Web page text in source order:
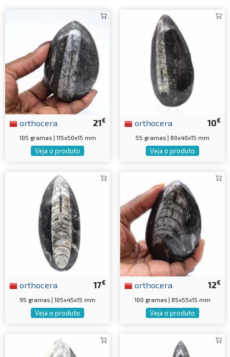
21€
orthocera
105 gramas | 115x50x15 mm
Veja o produto
10€
orthocera
55 gramas | 80x40x15 mm
Veja o produto
17€
orthocera
95 gramas | 105x45x15 mm
Veja o produto
12€
orthocera
100 gramas | 85x55x15 mm
Veja o produto